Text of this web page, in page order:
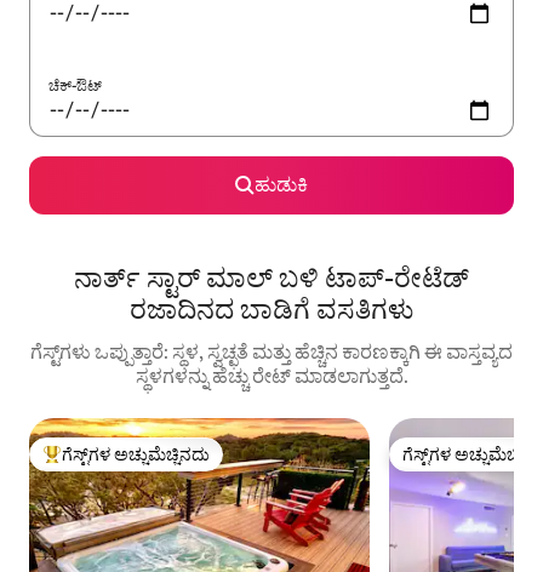
ಚೆಕ್-ಔಟ್
ಹುಡುಕಿ
ನಾರ್ತ್ ಸ್ಟಾರ್ ಮಾಲ್ ಬಳಿ ಟಾಪ್-ರೇಟೆಡ್
ರಜಾದಿನದ ಬಾಡಿಗೆ ವಸತಿಗಳು
ಗೆಸ್ಟ್‌ಗಳು ಒಪ್ಪುತ್ತಾರೆ: ಸ್ಥಳ, ಸ್ವಚ್ಛತೆ ಮತ್ತು ಹೆಚ್ಚಿನ ಕಾರಣಕ್ಕಾಗಿ ಈ ವಾಸ್ತವ್ಯದ
ಸ್ಥಳಗಳನ್ನು ಹೆಚ್ಚು ರೇಟ್ ಮಾಡಲಾಗುತ್ತದೆ.
ಗೆಸ್ಟ್‌ಗಳಿಗೆ ಅತಿ ಹೆಚ್ಚು ಅಚ್ಚುಮೆಚ್ಚಿನದು
ಗೆಸ್ಟ್‌ಗಳ ಅಚ್ಚುಮೆಚ್ಚಿನದು ಗೆಸ್ಟ್‌ಗಳ
ಗೆಸ್ಟ್‌ಗಳ